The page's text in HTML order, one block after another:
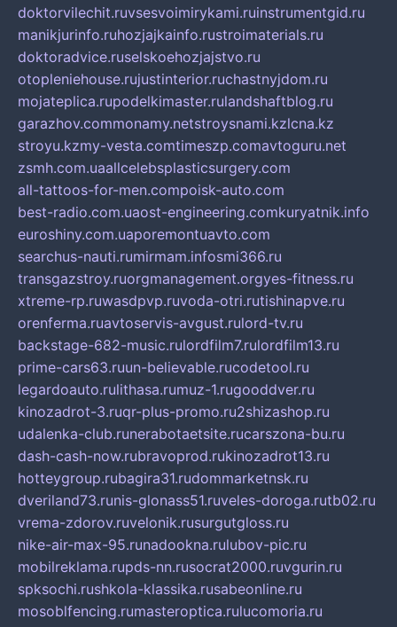
doktorvilechit.ruvsesvoimirykami.ruinstrumentgid.ru
manikjurinfo.ruhozjajkainfo.rustroimaterials.ru
doktoradvice.ruselskoehozjajstvo.ru
otopleniehouse.rujustinterior.ruchastnyjdom.ru
mojateplica.rupodelkimaster.rulandshaftblog.ru
garazhov.commonamy.netstroysnami.kzlcna.kz
stroyu.kzmy-vesta.comtimeszp.comavtoguru.net
zsmh.com.uaallcelebsplasticsurgery.com
all-tattoos-for-men.compoisk-auto.com
best-radio.com.uaost-engineering.comkuryatnik.info
euroshiny.com.uaporemontuavto.com
searchus-nauti.rumirmam.infosmi366.ru
transgazstroy.ruorgmanagement.orgyes-fitness.ru
xtreme-rp.ruwasdpvp.ruvoda-otri.rutishinapve.ru
orenferma.ruavtoservis-avgust.rulord-tv.ru
backstage-682-music.rulordfilm7.rulordfilm13.ru
prime-cars63.ruun-believable.rucodetool.ru
legardoauto.rulithasa.rumuz-1.rugooddver.ru
kinozadrot-3.ruqr-plus-promo.ru2shizashop.ru
udalenka-club.runerabotaetsite.rucarszona-bu.ru
dash-cash-now.rubravoprod.rukinozadrot13.ru
hotteygroup.rubagira31.rudommarketnsk.ru
dveriland73.runis-glonass51.ruveles-doroga.rutb02.ru
vrema-zdorov.ruvelonik.rusurgutgloss.ru
nike-air-max-95.runadookna.rulubov-pic.ru
mobilreklama.rupds-nn.rusocrat2000.ruvgurin.ru
spksochi.rushkola-klassika.rusabeonline.ru
mosoblfencing.rumasteroptica.rulucomoria.ru